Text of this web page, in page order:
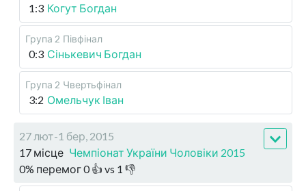
1:3 Когут Богдан
Група 2 Півфінал
0:3 Сінькевич Богдан
Група 2 Чвертьфінал
3:2 Омельчук Іван
27 лют-1 бер, 2015
17 місце Чемпіонат України Чоловіки 2015
0% перемог0👍 vs 1 👎